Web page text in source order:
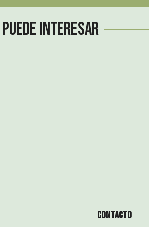
puede interesar
Contacto